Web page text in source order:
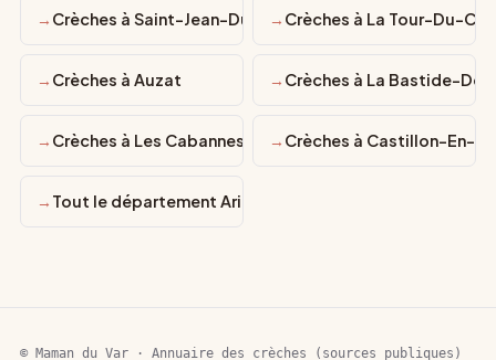
Crèches à Saint-Jean-Du-FalgaCrèches à La Tour-Du-
Crèches à Auzat Crèches à La Bastide-De-
Crèches à Les Cabannes Crèches à Castillon-En-
Tout le département Ariège
© Maman du Var · Annuaire des crèches (sources publiques)